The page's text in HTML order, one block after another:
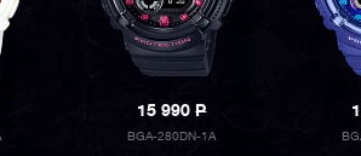
15 990P
BGA-280DN-1A